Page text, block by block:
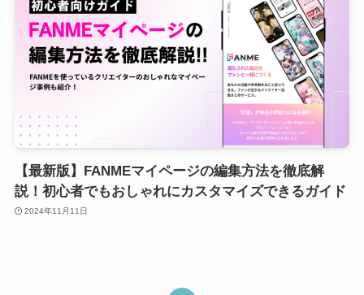
【最新版】FANMEマイページの編集方法を徹底解
説！初心者でもおしゃれにカスタマイズできるガイド
2024年11月11日